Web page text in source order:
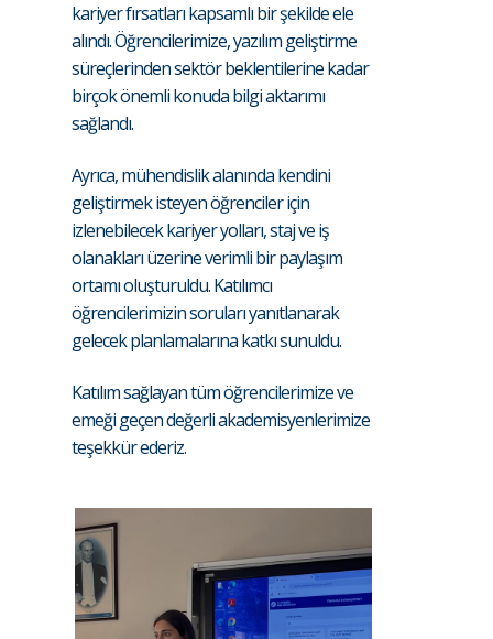
kariyer fırsatları kapsamlı bir şekilde ele
alındı. Öğrencilerimize, yazılım geliştirme
süreçlerinden sektör beklentilerine kadar
birçok önemli konuda bilgi aktarımı
sağlandı.
Ayrıca, mühendislik alanında kendini
geliştirmek isteyen öğrenciler için
izlenebilecek kariyer yolları, staj ve iş
olanakları üzerine verimli bir paylaşım
ortamı oluşturuldu. Katılımcı
öğrencilerimizin soruları yanıtlanarak
gelecek planlamalarına katkı sunuldu.
Katılım sağlayan tüm öğrencilerimize ve
emeği geçen değerli akademisyenlerimize
teşekkür ederiz.